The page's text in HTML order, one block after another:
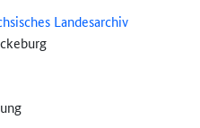
Landesarchiv